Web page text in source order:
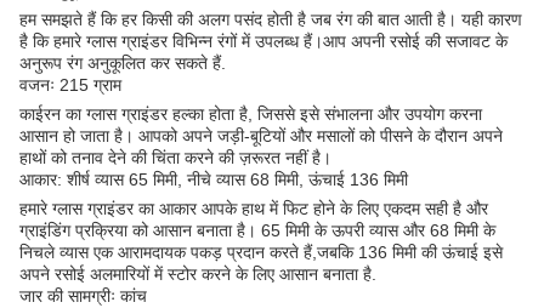
हम समझते हैं कि हर किसी की अलग पसंद होती है जब रंग की बात आती है। यही कारण
है कि हमारे ग्लास ग्राइंडर विभिन्न रंगों में उपलब्ध हैं।आप अपनी रसोई की सजावट के
अनुरूप रंग अनुकूलित कर सकते हैं.
वजनः 215 ग्राम
काईरन का ग्लास ग्राइंडर हल्का होता है, जिससे इसे संभालना और उपयोग करना
आसान हो जाता है। आपको अपने जड़ी-बूटियों और मसालों को पीसने के दौरान अपने
हाथों को तनाव देने की चिंता करने की ज़रूरत नहीं है।
आकार: शीर्ष व्यास 65 मिमी, नीचे व्यास 68 मिमी, ऊंचाई 136 मिमी
हमारे ग्लास ग्राइंडर का आकार आपके हाथ में फिट होने के लिए एकदम सही है और
ग्राइंडिंग प्रक्रिया को आसान बनाता है। 65 मिमी के ऊपरी व्यास और 68 मिमी के
निचले व्यास एक आरामदायक पकड़ प्रदान करते हैं,जबकि 136 मिमी की ऊंचाई इसे
अपने रसोई अलमारियों में स्टोर करने के लिए आसान बनाता है.
जार की सामग्रीः कांच